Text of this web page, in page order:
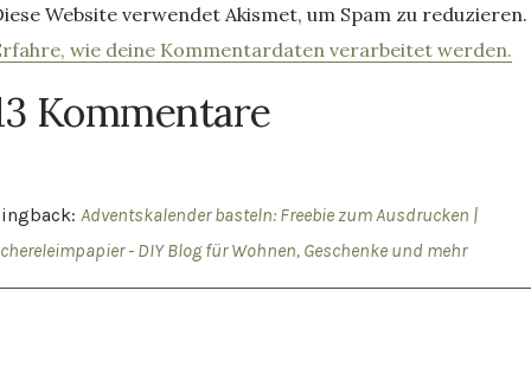
Website verwendet Akismet, um Spam zu reduzieren.
wie deine Kommentardaten verarbeitet werden.
Kommentare
Adventskalender basteln: Freebie zum Ausdrucken |
- DIY Blog für Wohnen, Geschenke und mehr